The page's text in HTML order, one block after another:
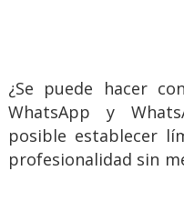
¿Se puede hacer
WhatsApp y
posible establecer
profesionalidad sin